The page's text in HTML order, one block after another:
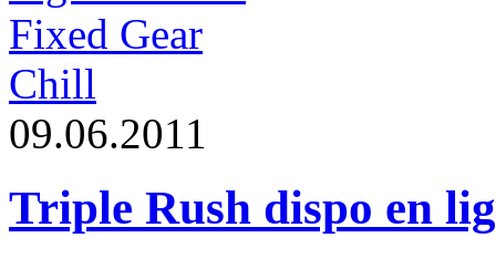
Chill
09.06.2011
Triple Rush dispo en